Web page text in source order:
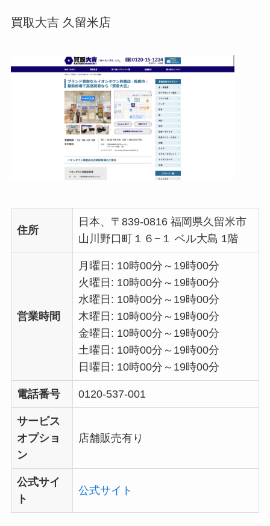
買取大吉 久留米店
住所
日本、〒839-0816 福岡県久留米市
山川野口町１６−１ ベル大島 1階
営業時間
月曜日: 10時00分～19時00分
火曜日: 10時00分～19時00分
水曜日: 10時00分～19時00分
木曜日: 10時00分～19時00分
金曜日: 10時00分～19時00分
土曜日: 10時00分～19時00分
日曜日: 10時00分～19時00分
電話番号 0120-537-001
サービス
オプショ
ン
店舗販売有り
公式サイ
ト
公式サイト